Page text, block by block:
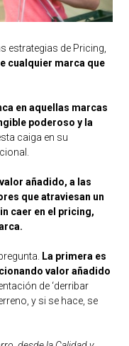
estrategias de Pricing,
cualquier marca que
en aquellas marcas
poderoso y la
caiga en su
añadido, a las
que atraviesan un
caer en el pricing,
La primera es
valor añadido
de ‘derribar
y si se hace, se